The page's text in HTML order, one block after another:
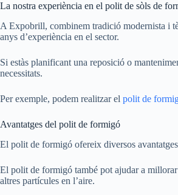
La nostra experiència en el polit de sòls de
A Expobrill, combinem tradició modernista i
anys d’experiència en el sector.
Si estàs planificant una reposició o
necessitats.
Per exemple, podem realitzar el polit de
Avantatges del polit de formigó
El polit de formigó ofereix diversos
El polit de formigó també pot ajudar a
altres partícules en l’aire.